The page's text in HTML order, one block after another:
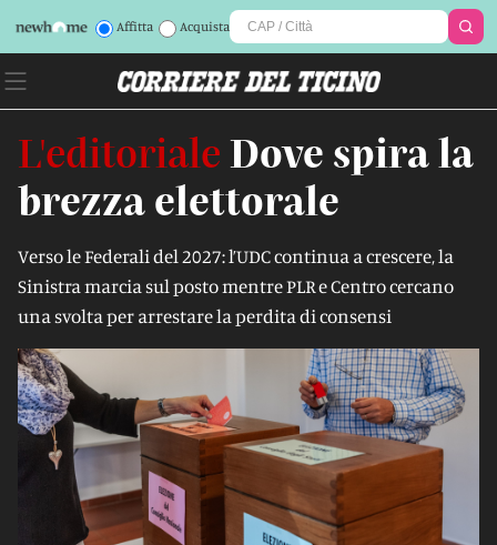
Affitta Acquista
L'editoriale Dove spira la
brezza elettorale
Verso le Federali del 2027: l’UDC continua a crescere, la
Sinistra marcia sul posto mentre PLR e Centro cercano
una svolta per arrestare la perdita di consensi